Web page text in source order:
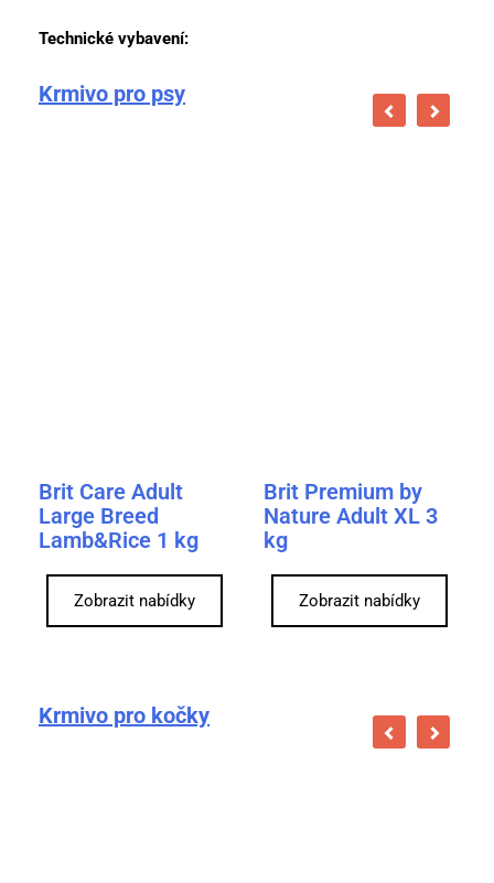
Technické vybavení:
Krmivo pro psy
Brit Care Adult
Large Breed
Lamb&Rice 1 kg
Zobrazit nabídky
Brit Premium by
Nature Adult XL 3
kg
Zobrazit nabídky
Krmivo pro kočky